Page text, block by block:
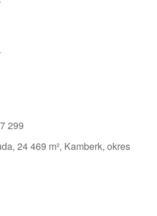
299
24 469 m², Kamberk, okres